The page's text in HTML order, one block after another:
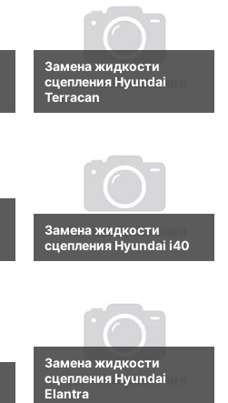
Замена жидкости
сцепления Hyundai
Terracan
Замена жидкости
сцепления Hyundai i40
Замена жидкости
сцепления Hyundai
Elantra